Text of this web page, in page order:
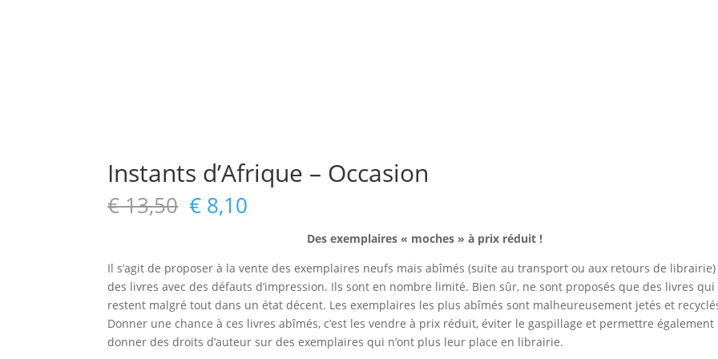
Instants d’Afrique – Occasion
€13,50 Le
prix
était :
€ 13,50.
€ 8,10
est :
€ 8,10.
Des exemplaires « moches » à prix réduit !
Il s’agit de proposer à la vente des exemplaires neufs mais abîmés (suite au transport ou aux retours de
des livres avec des défauts d’impression. Ils sont en nombre limité. Bien sûr, ne sont proposés que des livres qui
restent malgré tout dans un état décent. Les exemplaires les plus abîmés sont malheureusement jetés et
Donner une chance à ces livres abîmés, c’est les vendre à prix réduit, éviter le gaspillage et permettre également
donner des droits d’auteur sur des exemplaires qui n’ont plus leur place en librairie.